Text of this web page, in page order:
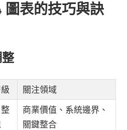
圖表的技巧與訣
關注領域
商業價值、系統邊界、
關鍵整合